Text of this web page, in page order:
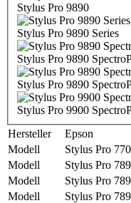
Stylus Pro 9890
Stylus Pro 9890 Series
Stylus Pro 9890
Stylus Pro 9890
Stylus Pro 9900
Hersteller
Epson
Modell
Stylus Pro
Modell
Stylus Pro
Modell
Stylus Pro
Modell
Stylus Pro